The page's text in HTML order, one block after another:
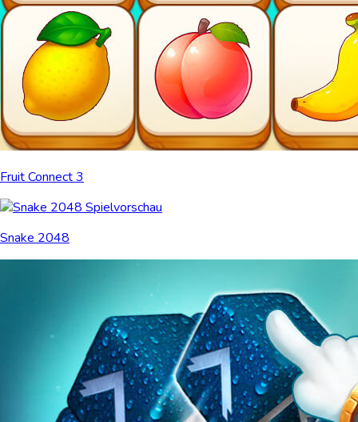
Fruit Connect 3
Snake 2048